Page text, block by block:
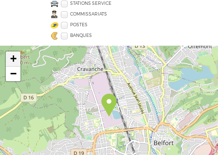
STATIONS SERVICE
COMMISSARIATS
POSTES
BANQUES
+
−